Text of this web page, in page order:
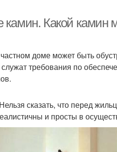
Какой камин
доме может быть
требования по
сказать, что перед
и просты в